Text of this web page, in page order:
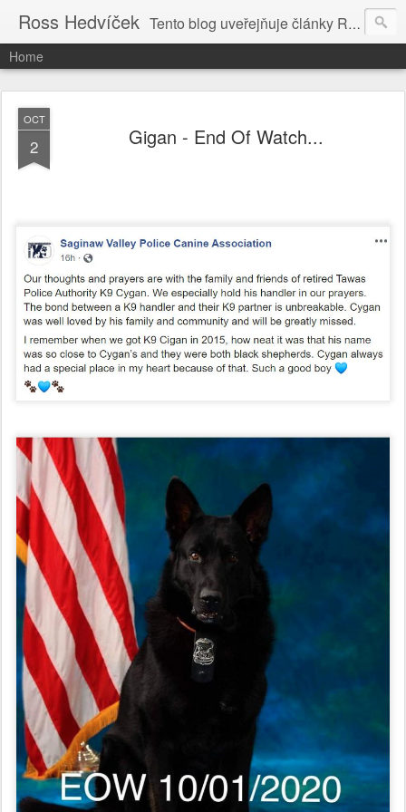
Ross Hedvíček Tento blog uveřejňuje články Ross Hedvíčka v češtině (pokud budu mit naladu) - s editacni pomoci Ludvika Dedika.
Home
OCT
2 Gigan - End Of Watch...